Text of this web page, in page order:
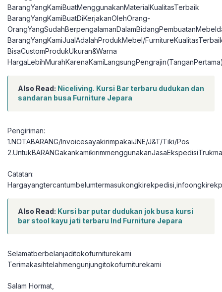
BarangYangKamiBuatMenggunakanMaterialKualitasTerbaik
BarangYangKamiBuatDiKerjakanOlehOrang-
BarangYangKamiJualAdalahProdukMebel/
BisaCustomProdukUkuran&Warna
Also Read: Niceliving. Kursi Bar terbaru dudukan dan
sandaran busa Furniture Jepara
Pengiriman:
1.NOTABARANG/InvoicesayakirimpakaiJNE/J&T/Tiki/Pos
Catatan:
Also Read: Kursi bar putar dudukan jok busa kursi
bar stool kayu jati terbaru Ind Furniture Jepara
Selamatberbelanjaditokofurniturekami
Terimakasihtelahmengunjungitokofurniturekami
Salam Hormat,